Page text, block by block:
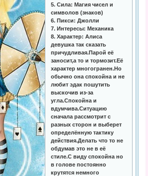
5. Сила: Магия чисел и
символов (знаков)
6. Пикси: Джолли
7. Интересы: Механика
8. Характер: Алиса
девушка так сказать
причудливая.Парой её
заносит,а то и тормозит.Её
характер многогранен.Но
обычно она спокойна и не
любит эдак пошутить
выскочив из-за
угла.Спокойна и
вдумчива.Ситуацию
сначала рассмотрит с
разных сторон и выберет
определённую тактику
действия.Делать что то не
обдумав это не в её
стиле.С виду спокойна но
в голове постоянно
крутятся немного